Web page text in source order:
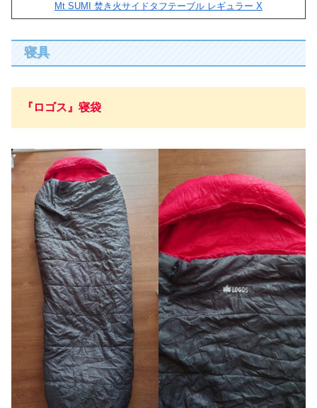
Mt SUMI 焚き火サイドタフテーブル レギュラー X
寝具
『ロゴス』 寝袋